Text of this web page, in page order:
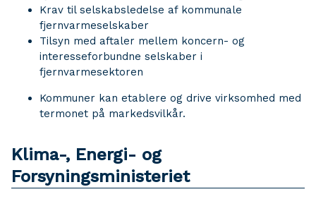
Krav til selskabsledelse af kommunale
fjernvarmeselskaber
Tilsyn med aftaler mellem koncern- og
interesseforbundne selskaber i
fjernvarmesektoren
Kommuner kan etablere og drive virksomhed med
termonet på markedsvilkår.
Klima-, Energi- og
Forsyningsministeriet